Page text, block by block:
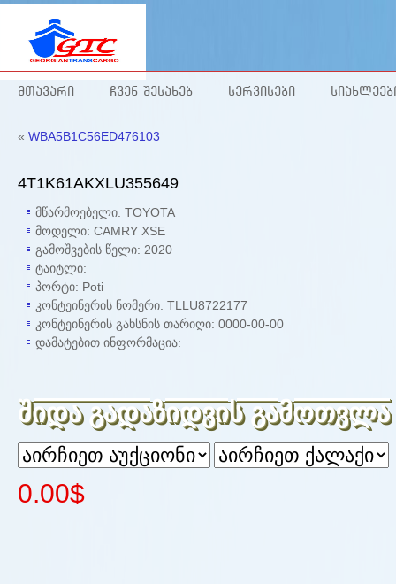
ᲛᲗᲐᲕᲐᲠᲘ ᲩᲕᲔᲜ ᲨᲔᲡᲐᲮᲔᲑ ᲡᲔᲠᲕᲘᲡᲔᲑᲘ
« WBA5B1C56ED476103
4T1K61AKXLU355649
მწარმოებელი: TOYOTA
მოდელი: CAMRY XSE
გამოშვების წელი: 2020
ტაიტლი:
პორტი: Poti
კონტეინერის ნომერი: TLLU8722177
კონტეინერის გახსნის თარიღი: 0000-00-00
დამატებით ინფორმაცია:
შიდა გადაზიდვის გამოთვლა
0.00$